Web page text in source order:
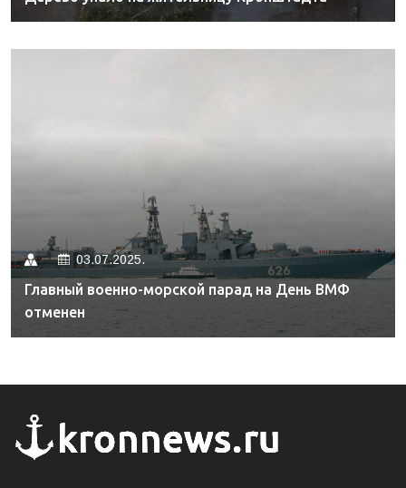
03.07.2025.
Главный военно-морской парад на День ВМФ
отменен